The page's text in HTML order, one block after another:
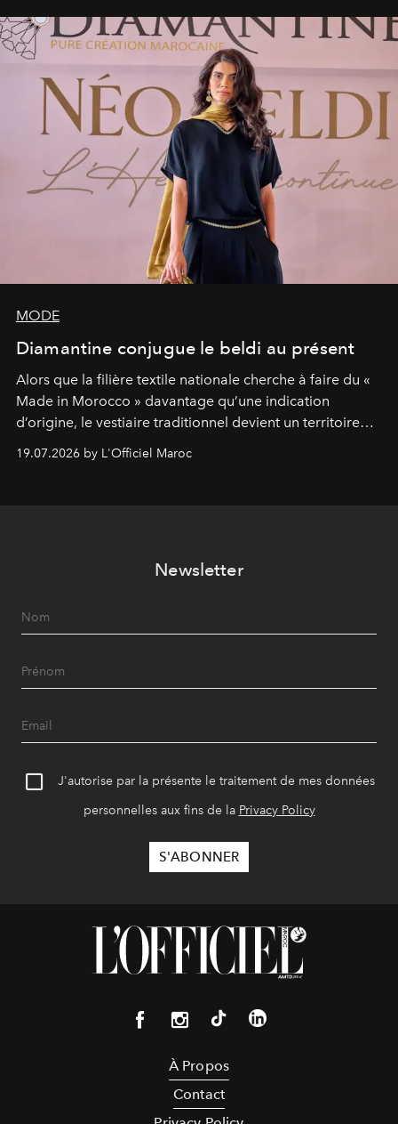
MODE
Diamantine conjugue le beldi au présent
Alors que la filière textile nationale cherche à faire du «
Made in Morocco » davantage qu’une indication
d’origine, le vestiaire traditionnel devient un territoire
d’expérimentation. Avec Néo Beldi, Diamantine en
révise les proportions et les usages pour l’inscrire dans
19.07.2026 by L'Officiel Maroc
Newsletter
J'autorise par la présente le traitement de mes données
personnelles aux fins de la Privacy Policy
À Propos
Contact